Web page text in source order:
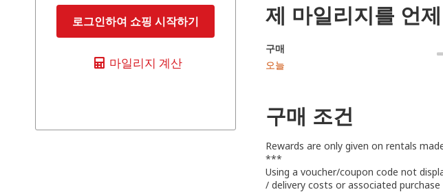
로그인하여 쇼핑 시작하기
마일리지 계산
제 마일리지를 언
구매
오늘
구매 조건
Rewards are only given on rentals
***
Using a voucher/coupon code not
/ delivery costs or associated